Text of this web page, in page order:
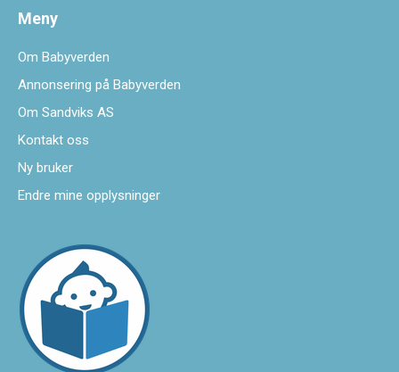
Meny
Om Babyverden
Annonsering på Babyverden
Om Sandviks AS
Kontakt oss
Ny bruker
Endre mine opplysninger